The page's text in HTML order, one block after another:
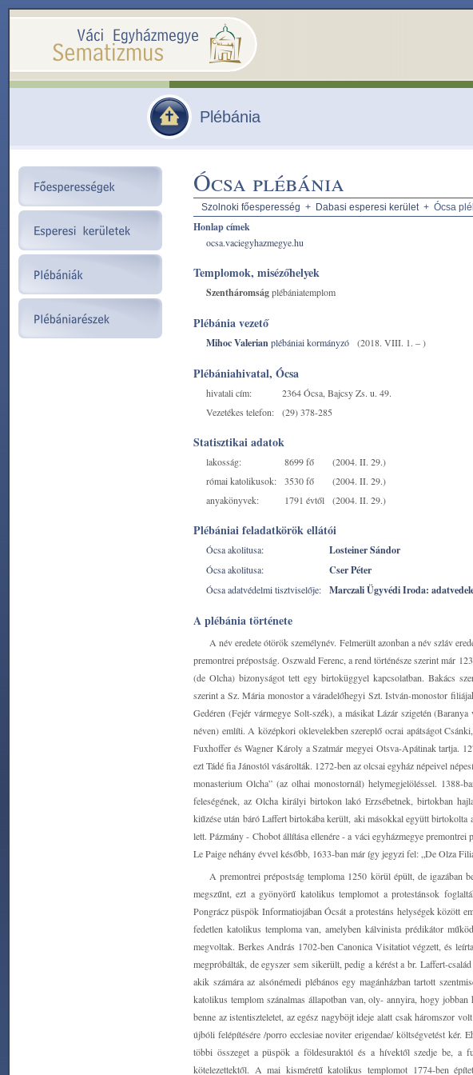
Plébánia
Ócsa plébánia
Szolnoki főesperesség + Dabasi esperesi kerület+ Ócsa
Honlap címek
ocsa.vaciegyhazmegye.hu
Templomok, misézőhelyek
Szentháromságplébániatemplom
Plébánia vezető
Mihoc Valerianplébániai kormányzó (2018. VIII. 1. – )
Plébániahivatal, Ócsa
hivatali cím:
2364 Ócsa, Bajcsy Zs. u. 49.
Vezetékes telefon:
(29) 378-285
Statisztikai adatok
lakosság: 8699 fő
(2004. II. 29.)
római katolikusok:
3530 fő
(2004. II. 29.)
anyakönyvek:
1791 évtől (2004. II. 29.)
Plébániai feladatkörök ellátói
Ócsa akolitusa: Losteiner Sándor
Ócsa akolitusa:
Cser Péter
Ócsa adatvédelmi tisztviselője:
Marczali Ügyvédi Iroda:
A plébánia története
A név eredete ótörök személynév. Felmerült azonban a név szláv
premontrei prépostság. Oszwald Ferenc, a rend történésze szerint már
(de Olcha) bizonyságot tett egy birtoküggyel kapcsolatban. Bakács
szerint a Sz. Mária monostor a váradelőhegyi Szt. István-monostor
Gedéren (Fejér vármegye Solt-szék), a másikat Lázár szigetén
néven) említi. A középkori oklevelekben szereplő ocrai apátságot
Fuxhoffer és Wagner Károly a Szatmár megyei Otsva-Apátinak tartja.
ezt Tádé fia Jánostól vásárolták. 1272-ben az olcsai egyház népeivel
monasterium Olcha” (az olhai monostornál) helymegjelöléssel. 1388-
feleségének, az Olcha királyi birtokon lakó Erzsébetnek, birtokban
kiűzése után báró Laffert birtokába került, aki másokkal együtt birtokolta
lett. Pázmány - Chobot állítása ellenére - a váci egyházmegye
Le Paige néhány évvel később, 1633-ban már így jegyzi fel: „De Olza
A premontrei prépostság temploma 1250 körül épült, de igazában
megszűnt, ezt a gyönyörű katolikus templomot a protestánsok
Pongrácz püspök Informatiojában Ócsát a protestáns helységek között
fedetlen katolikus temploma van, amelyben kálvinista prédikátor
megvoltak. Berkes András 1702-ben Canonica Visitatiot végzett, és
megpróbálták, de egyszer sem sikerült, pedig a kérést a br. Laffert-
akik számára az alsónémedi plébános egy magánházban tartott
katolikus templom szánalmas állapotban van, oly- annyira, hogy
benne az istentiszteletet, az egész nagyböjt ideje alatt csak háromszor
újbóli felépítésére /porro ecclesiae noviter erigendae/ költségvetést kér.
többi összeget a püspök a földesuraktól és a hívektől szedje be, a
kötelezettektől. A mai kisméretű katolikus templomot 1774-ben